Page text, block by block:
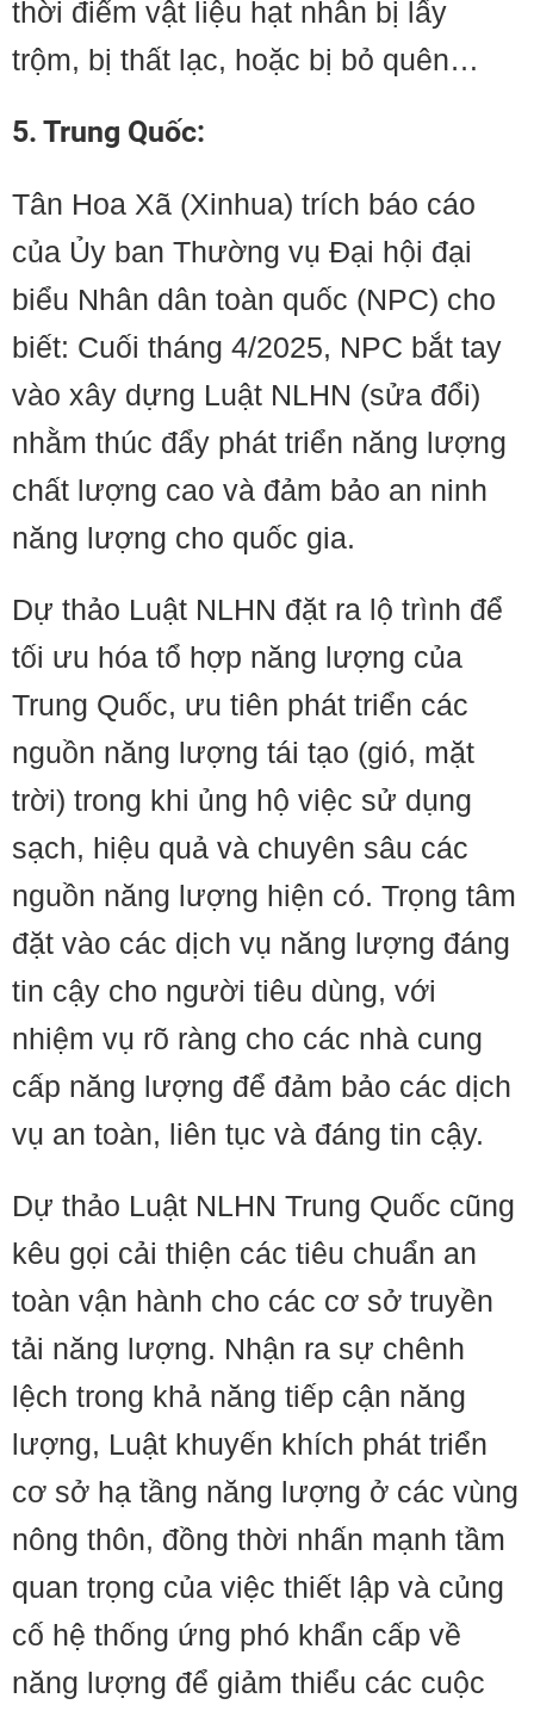
thời điểm vật liệu hạt nhân bị lấy
trộm, bị thất lạc, hoặc bị bỏ quên…
5. Trung Quốc:
Tân Hoa Xã (Xinhua) trích báo cáo
của Ủy ban Thường vụ Đại hội đại
biểu Nhân dân toàn quốc (NPC) cho
biết: Cuối tháng 4/2025, NPC bắt tay
vào xây dựng Luật NLHN (sửa đổi)
nhằm thúc đẩy phát triển năng lượng
chất lượng cao và đảm bảo an ninh
năng lượng cho quốc gia.
Dự thảo Luật NLHN đặt ra lộ trình để
tối ưu hóa tổ hợp năng lượng của
Trung Quốc, ưu tiên phát triển các
nguồn năng lượng tái tạo (gió, mặt
trời) trong khi ủng hộ việc sử dụng
sạch, hiệu quả và chuyên sâu các
nguồn năng lượng hiện có. Trọng tâm
đặt vào các dịch vụ năng lượng đáng
tin cậy cho người tiêu dùng, với
nhiệm vụ rõ ràng cho các nhà cung
cấp năng lượng để đảm bảo các dịch
vụ an toàn, liên tục và đáng tin cậy.
Dự thảo Luật NLHN Trung Quốc cũng
kêu gọi cải thiện các tiêu chuẩn an
toàn vận hành cho các cơ sở truyền
tải năng lượng. Nhận ra sự chênh
lệch trong khả năng tiếp cận năng
lượng, Luật khuyến khích phát triển
cơ sở hạ tầng năng lượng ở các vùng
nông thôn, đồng thời nhấn mạnh tầm
quan trọng của việc thiết lập và củng
cố hệ thống ứng phó khẩn cấp về
năng lượng để giảm thiểu các cuộc